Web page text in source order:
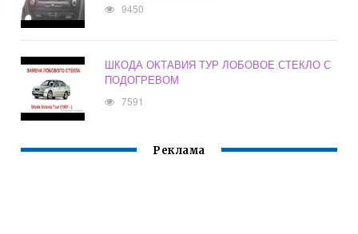
9450
ШКОДА ОКТАВИЯ ТУР ЛОБОВОЕ СТЕКЛО С
ПОДОГРЕВОМ
7591
Реклама